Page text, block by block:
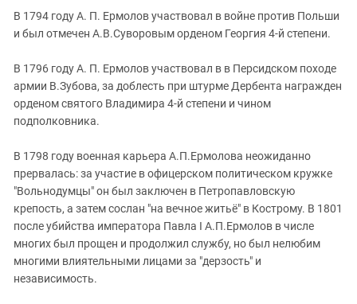
В 1794 году А. П. Ермолов участвовал в войне против Польши
и был отмечен А.В.Суворовым орденом Георгия 4-й степени.
В 1796 году А. П. Ермолов участвовал в в Персидском походе
армии В.Зубова, за доблесть при штурме Дербента награжден
орденом святого Владимира 4-й степени и чином
подполковника.
В 1798 году военная карьера А.П.Ермолова неожиданно
прервалась: за участие в офицерском политическом кружке
"Вольнодумцы" он был заключен в Петропавловскую
крепость, а затем сослан "на вечное житьё" в Кострому. В 1801
после убийства императора Павла I А.П.Ермолов в числе
многих был прощен и продолжил службу, но был нелюбим
многими влиятельными лицами за "дерзость" и
независимость.